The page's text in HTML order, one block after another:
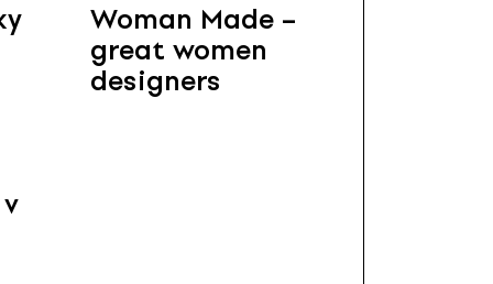
Woman Made –
great women
designers